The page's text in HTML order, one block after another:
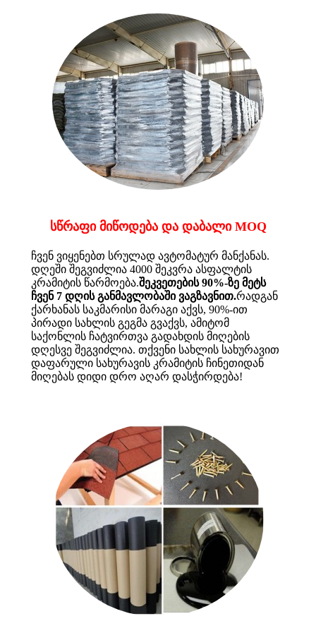
სწრაფი მიწოდება და დაბალი MOQ
ჩვენ ვიყენებთ სრულად ავტომატურ მანქანას.
დღეში შეგვიძლია 4000 შეკვრა ასფალტის
კრამიტის წარმოება.შეკვეთების 90%-ზე მეტს
ჩვენ 7 დღის განმავლობაში ვაგზავნით.რადგან
ქარხანას საკმარისი მარაგი აქვს, 90%-ით
პირადი სახლის გეგმა გვაქვს, ამიტომ
საქონლის ჩატვირთვა გადახდის მიღების
დღესვე შეგვიძლია. თქვენი სახლის სახურავით
დაფარული სახურავის კრამიტის ჩინეთიდან
მიღებას დიდი დრო აღარ დასჭირდება!